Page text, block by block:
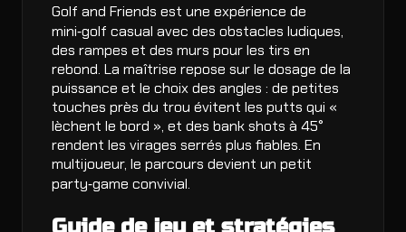
Golf and Friends est une expérience de
mini‑golf casual avec des obstacles ludiques,
des rampes et des murs pour les tirs en
rebond. La maîtrise repose sur le dosage de la
puissance et le choix des angles : de petites
touches près du trou évitent les putts qui «
lèchent le bord », et des bank shots à 45°
rendent les virages serrés plus fiables. En
multijoueur, le parcours devient un petit
party‑game convivial.